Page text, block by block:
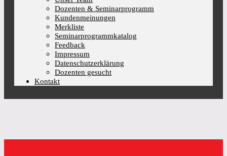
Dozenten & Seminarprogramm
Kundenmeinungen
Merkliste
Seminarprogrammkatalog
Feedback
Impressum
Datenschutzerklärung
Dozenten gesucht
Kontakt